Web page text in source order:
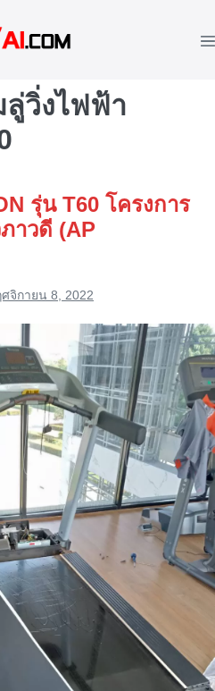
วิ่งไฟฟ้า
รุ่น T60 โครงการ
าวดี (AP
จิกายน 8, 2022